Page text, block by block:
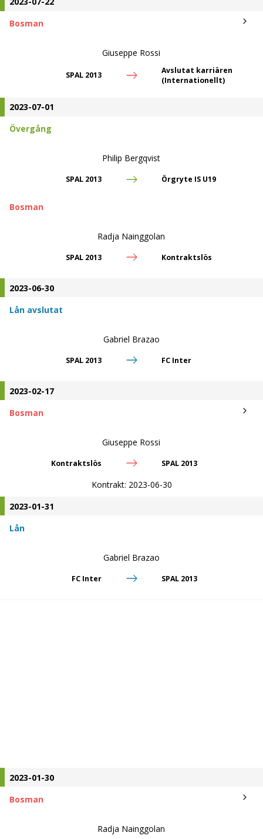
Bosman
Giuseppe Rossi
SPAL 2013
Avslutat karriären
(Internationellt)
2023-07-01
Övergång
Philip Bergqvist
SPAL 2013 Örgryte IS U19
Bosman
Radja Nainggolan
SPAL 2013 Kontraktslös
2023-06-30
Lån avslutat
Gabriel Brazao
SPAL 2013 FC Inter
2023-02-17
Bosman
Giuseppe Rossi
Kontraktslös SPAL 2013
Kontrakt: 2023-06-30
2023-01-31
Lån
Gabriel Brazao
FC Inter SPAL 2013
2023-01-30
Bosman
Radja Nainggolan